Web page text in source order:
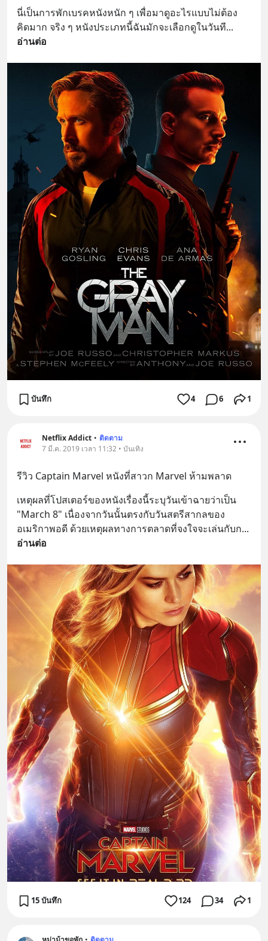
นี่เป็นการพักเบรคหนังหนัก ๆ เพื่อมาดูอะไรแบบไม่ต้อง
คิดมาก จริง ๆ หนังประเภทนี้ฉันมักจะเลือกดูในวันที
อ่านต่อ
บันทึก 4 6 1
Netflix Addict • ติดตาม
7 มี.ค. 2019 เวลา 11:32 • บันเทิง
รีวิว Captain Marvel หนังที่สาวก Marvel ห้ามพลาด
เหตุผลที่โปสเตอร์ของหนังเรื่องนี้ระบุวันเข้าฉายว่าเป็น
"March 8" เนื่องจากวันนั้นตรงกับวันสตรีสากลของ
อเมริกาพอดี ด้วยเหตุผลทางการตลาดที่จงใจจะเล่นกับก
อ่านต่อ
15 บันทึก 124 34 1